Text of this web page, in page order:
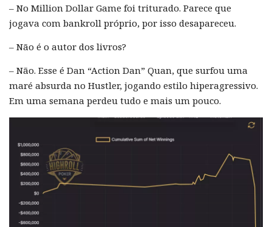
– No Million Dollar Game foi triturado. Parece que
jogava com bankroll próprio, por isso desapareceu.
– Não é o autor dos livros?
– Não. Esse é Dan “Action Dan” Quan, que surfou uma
maré absurda no Hustler, jogando estilo hiperagressivo.
Em uma semana perdeu tudo e mais um pouco.